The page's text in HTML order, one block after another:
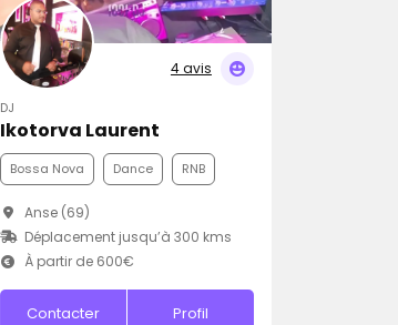
4 avis
DJ
Ikotorva Laurent
Bossa Nova Dance RNB
Anse (69)
Déplacement jusqu’à 300 kms
À partir de 600€
Contacter Profil